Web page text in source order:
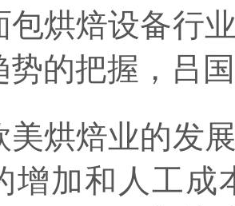
包烘焙设备行
势的把握，吕
焙业的发展
增加和人工成